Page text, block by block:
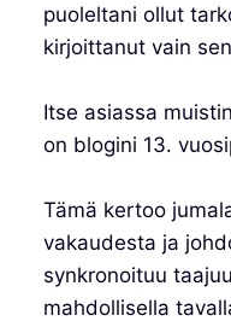
puoleltani ollut
kirjoittanut vain
Itse asiassa
on blogini 13.
Tämä kertoo
vakaudesta ja
synkronoituu
mahdollisella